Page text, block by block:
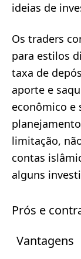
ideias de
Os traders
para estilos
taxa de
aporte e
econômico e
limitação,
contas
alguns
Prós e
Vantagens